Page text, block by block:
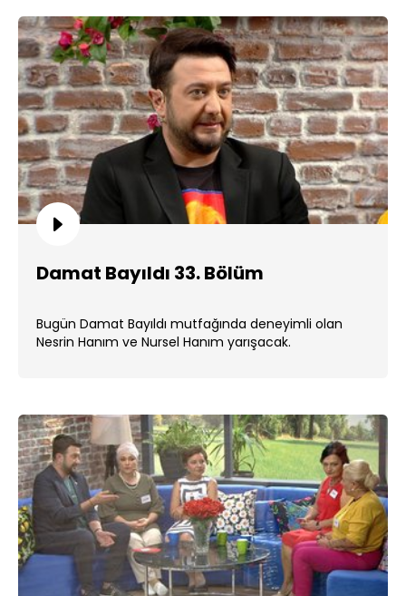
Damat Bayıldı 33. Bölüm
Bugün Damat Bayıldı mutfağında deneyimli olan
Nesrin Hanım ve Nursel Hanım yarışacak.